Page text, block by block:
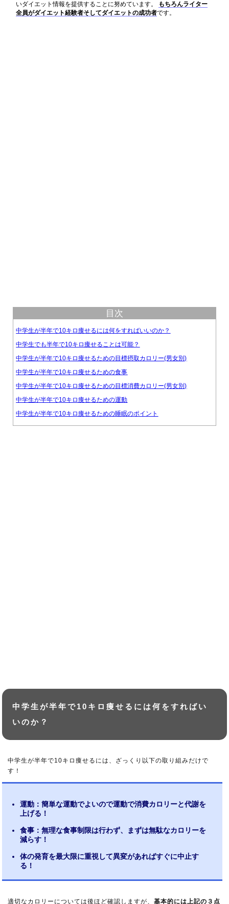
いダイエット情報を提供することに努めています。
もちろんライター
全員がダイエット経験者そしてダイエットの成功者です。
目次
中学生が半年で10キロ痩せるには何をすればいいのか？
中学生でも半年で10キロ痩せることは可能？
中学生が半年で10キロ痩せるための目標摂取カロリー(男女別)
中学生が半年で10キロ痩せるための食事
中学生が半年で10キロ痩せるための目標消費カロリー(男女別)
中学生が半年で10キロ痩せるための運動
中学生が半年で10キロ痩せるための睡眠のポイント
中学生が半年で10キロ痩せるには何をすればい
いのか？
中学生が半年で10キロ痩せるには、ざっくり以下の取り組みだけで
す！
運動：簡単な運動でよいので運動で消費カロリーと代謝を
上げる！
食事：無理な食事制限は行わず、まずは無駄なカロリーを
減らす！
体の発育を最大限に重視して異変があればすぐに中止す
る！
適切なカロリーについては後ほど確認しますが、基本的には上記の３点